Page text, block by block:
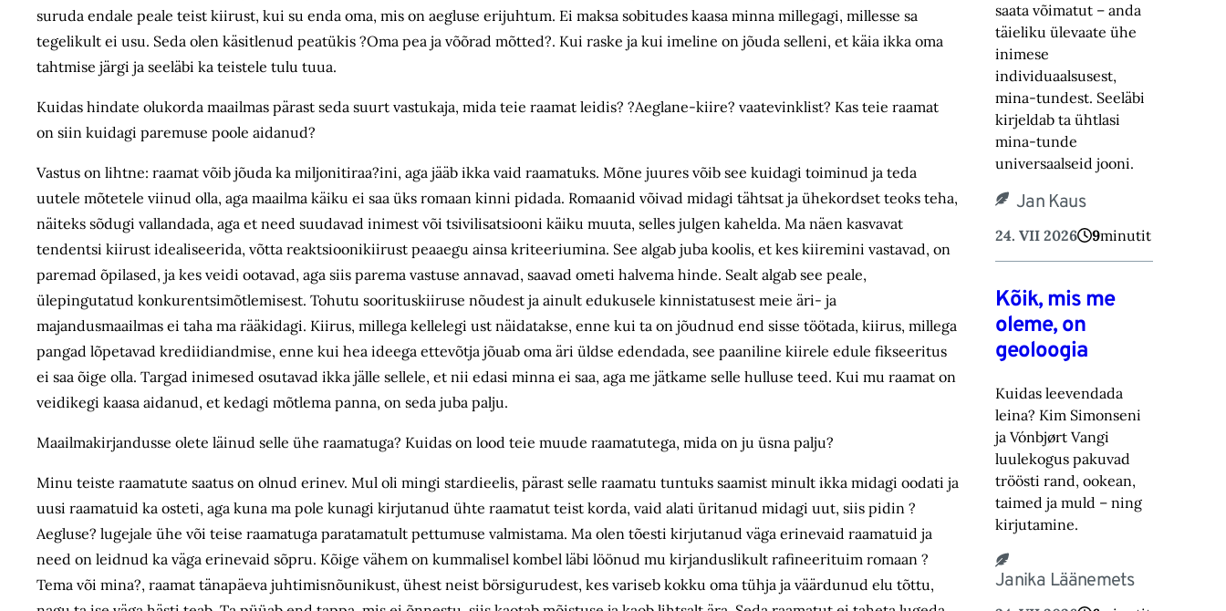
suruda endale peale teist kiirust, kui su enda oma, mis on aegluse erijuhtum. Ei maksa sobitudes kaasa minna millegagi, millesse sa
tegelikult ei usu. Seda olen käsitlenud peatükis ?Oma pea ja võõrad mõtted?. Kui raske ja kui imeline on jõuda selleni, et käia ikka oma
tahtmise järgi ja seeläbi ka teistele tulu tuua.
Kuidas hindate olukorda maailmas pärast seda suurt vastukaja, mida teie raamat leidis? ?Aeglane-kiire? vaatevinklist? Kas teie raamat
on siin kuidagi paremuse poole aidanud?
Vastus on lihtne: raamat võib jõuda ka miljonitiraa?ini, aga jääb ikka vaid raamatuks. Mõne juures võib see kuidagi toiminud ja teda
uutele mõtetele viinud olla, aga maailma käiku ei saa üks romaan kinni pidada. Romaanid võivad midagi tähtsat ja ühekordset teoks teha,
näiteks sõdugi vallandada, aga et need suudavad inimest või tsivilisatsiooni käiku muuta, selles julgen kahelda. Ma näen kasvavat
tendentsi kiirust idealiseerida, võtta reaktsioonikiirust peaaegu ainsa kriteeriumina. See algab juba koolis, et kes kiiremini vastavad, on
paremad õpilased, ja kes veidi ootavad, aga siis parema vastuse annavad, saavad ometi halvema hinde. Sealt algab see peale,
ülepingutatud konkurentsimõtlemisest. Tohutu soorituskiiruse nõudest ja ainult edukusele kinnistatusest meie äri- ja
majandusmaailmas ei taha ma rääkidagi. Kiirus, millega kellelegi ust näidatakse, enne kui ta on jõudnud end sisse töötada, kiirus, millega
pangad lõpetavad krediidiandmise, enne kui hea ideega ettevõtja jõuab oma äri üldse edendada, see paaniline kiirele edule fikseeritus
ei saa õige olla. Targad inimesed osutavad ikka jälle sellele, et nii edasi minna ei saa, aga me jätkame selle hulluse teed. Kui mu raamat on
veidikegi kaasa aidanud, et kedagi mõtlema panna, on seda juba palju.
Maailmakirjandusse olete läinud selle ühe raamatuga? Kuidas on lood teie muude raamatutega, mida on ju üsna palju?
Minu teiste raamatute saatus on olnud erinev. Mul oli mingi stardieelis, pärast selle raamatu tuntuks saamist minult ikka midagi oodati ja
uusi raamatuid ka osteti, aga kuna ma pole kunagi kirjutanud ühte raamatut teist korda, vaid alati üritanud midagi uut, siis pidin ?
Aegluse? lugejale ühe või teise raamatuga paratamatult pettumuse valmistama. Ma olen tõesti kirjutanud väga erinevaid raamatuid ja
need on leidnud ka väga erinevaid sõpru. Kõige vähem on kummalisel kombel läbi löönud mu kirjanduslikult rafineerituim romaan ?
Tema või mina?, raamat tänapäeva juhtimisnõunikust, ühest neist börsigurudest, kes variseb kokku oma tühja ja väärdunud elu tõttu,
saata võimatut – anda
täieliku ülevaate ühe
inimese
individuaalsusest,
mina-tundest. Seeläbi
kirjeldab ta ühtlasi
mina-tunde
universaalseid jooni.
Jan Kaus
24. VII 2026 9minutit
Kõik, mis me
oleme, on
geoloogia
Kuidas leevendada
leina? Kim Simonseni
ja Vónbjørt Vangi
luulekogus pakuvad
tröösti rand, ookean,
taimed ja muld – ning
kirjutamine.
Janika Läänemets